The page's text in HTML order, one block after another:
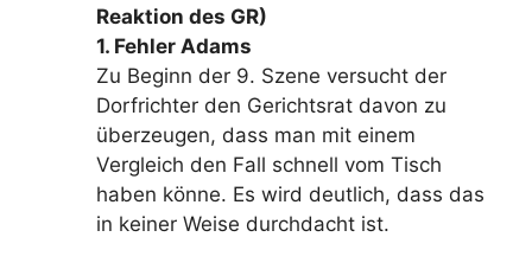
Reaktion des GR)
1. Fehler Adams
Zu Beginn der 9. Szene versucht der
Dorfrichter den Gerichtsrat davon zu
überzeugen, dass man mit einem
Vergleich den Fall schnell vom Tisch
haben könne. Es wird deutlich, dass das
in keiner Weise durchdacht ist.